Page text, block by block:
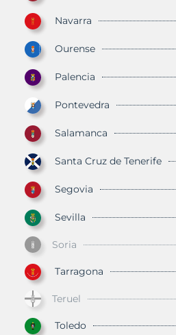
Navarra
Ourense
Palencia
Pontevedra
Salamanca
Santa Cruz de Tenerife
Segovia
Sevilla
Soria
Tarragona
Teruel
Toledo